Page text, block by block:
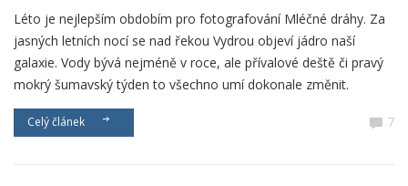
Léto je nejlepším obdobím pro fotografování Mléčné dráhy. Za
jasných letních nocí se nad řekou Vydrou objeví jádro naší
galaxie. Vody bývá nejméně v roce, ale přívalové deště či pravý
mokrý šumavský týden to všechno umí dokonale změnit.
Celý článek 7